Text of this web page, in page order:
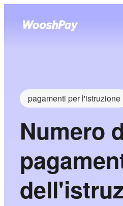
pagamenti per l'istruzione
Numero